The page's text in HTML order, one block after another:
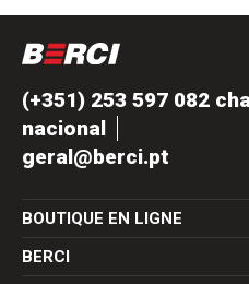
(+351) 253 597 082
nacional
geral@berci.pt
BOUTIQUE EN LIGNE
BERCI